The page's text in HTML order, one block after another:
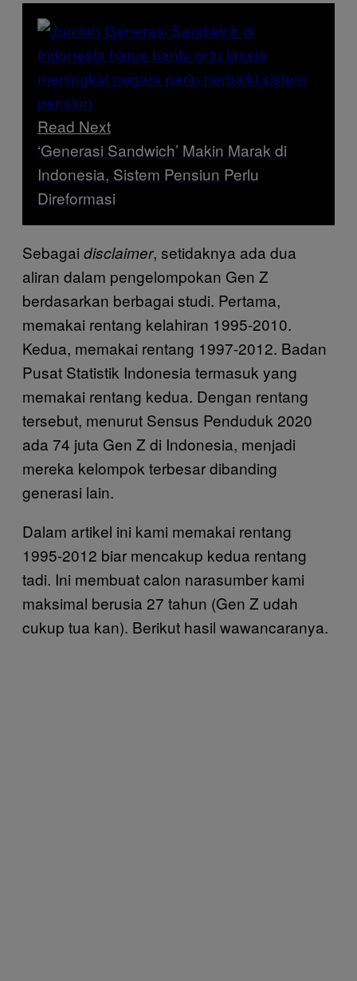
Read Next
‘Generasi Sandwich’ Makin Marak di
Indonesia, Sistem Pensiun Perlu
Direformasi
Sebagai disclaimer, setidaknya ada dua
aliran dalam pengelompokan Gen Z
berdasarkan berbagai studi. Pertama,
memakai rentang kelahiran 1995-2010.
Kedua, memakai rentang 1997-2012. Badan
Pusat Statistik Indonesia termasuk yang
memakai rentang kedua. Dengan rentang
tersebut, menurut Sensus Penduduk 2020
ada 74 juta Gen Z di Indonesia, menjadi
mereka kelompok terbesar dibanding
generasi lain.
Dalam artikel ini kami memakai rentang
1995-2012 biar mencakup kedua rentang
tadi. Ini membuat calon narasumber kami
maksimal berusia 27 tahun (Gen Z udah
cukup tua kan). Berikut hasil wawancaranya.